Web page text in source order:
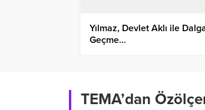
Yılmaz, Devlet Aklı ile
Geçme…
TEMA’dan